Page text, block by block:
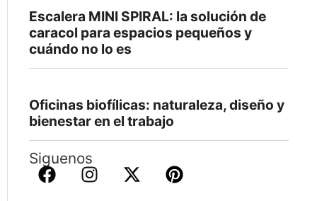
Escalera MINI SPIRAL: la solución de
caracol para espacios pequeños y
cuándo no lo es
Oficinas biofílicas: naturaleza, diseño y
bienestar en el trabajo
Siguenos